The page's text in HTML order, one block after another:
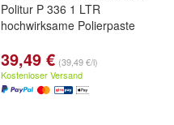
Politur P 336 1 LTR
hochwirksame Polierpaste
39,49 € (39,49 €/l)
Kostenloser Versand